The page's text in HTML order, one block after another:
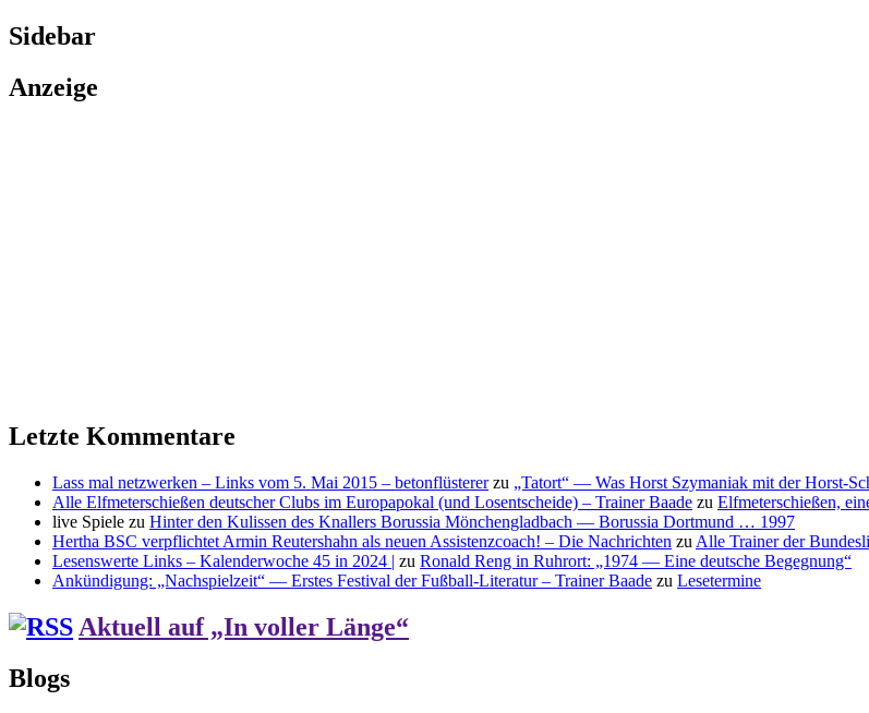
Sidebar
Anzeige
Letzte Kommentare
Lass mal netzwerken – Links vom 5. Mai 2015 – betonflüstererzu „Tatort“ — Was Horst Szymaniak mit der Horst-
Alle Elfmeterschießen deutscher Clubs im Europapokal (und Losentscheide) – Trainer Baade zu Elfmeterschießen,
live Spiele zu Hinter den Kulissen des Knallers Borussia Mönchengladbach — Borussia Dortmund … 1997
Hertha BSC verpflichtet Armin Reutershahn als neuen Assistenzcoach! – Die Nachrichten zu Alle Trainer der
Lesenswerte Links – Kalenderwoche 45 in 2024 | zu Ronald Reng in Ruhrort: „1974 — Eine deutsche Begegnung“
Ankündigung: „Nachspielzeit“ — Erstes Festival der Fußball-Literatur – Trainer Baade zu Lesetermine
Aktuell auf „In voller Länge“
Blogs